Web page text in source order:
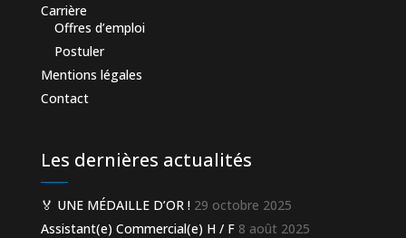
Carrière
Offres d’emploi
Postuler
Mentions légales
Contact
Les dernières actualités
🏅 UNE MÉDAILLE D’OR ! 29 octobre 2025
Assistant(e) Commercial(e) H / F 8 août 2025